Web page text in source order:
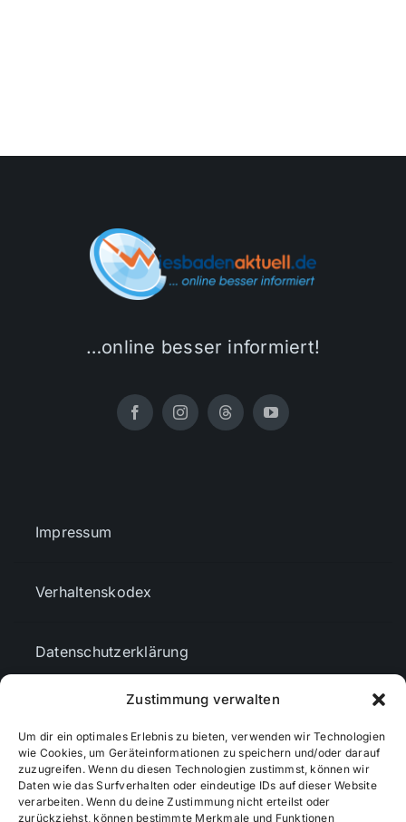
Zustimmung verwalten
Um dir ein optimales Erlebnis zu bieten, verwenden wir Technologien
wie Cookies, um Geräteinformationen zu speichern und/oder darauf
zuzugreifen. Wenn du diesen Technologien zustimmst, können wir
Daten wie das Surfverhalten oder eindeutige IDs auf dieser Website
verarbeiten. Wenn du deine Zustimmung nicht erteilst oder
zurückziehst, können bestimmte Merkmale und Funktionen
…online besser informiert!
Impressum
Verhaltenskodex
Datenschutzerklärung
Cookie-Richtlinie (EU)